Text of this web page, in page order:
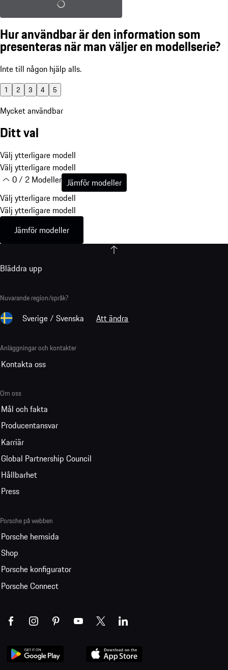
Ladda sparad konfiguration
Hur användbar är den information som
presenteras när man väljer en modellserie?
Inte till någon hjälp alls.
1 2 3 4 5
Mycket användbar
Ditt val
Välj ytterligare modell
Välj ytterligare modell
0 / 2 Modeller Jämför modeller
Välj ytterligare modell
Välj ytterligare modell
Jämför modeller